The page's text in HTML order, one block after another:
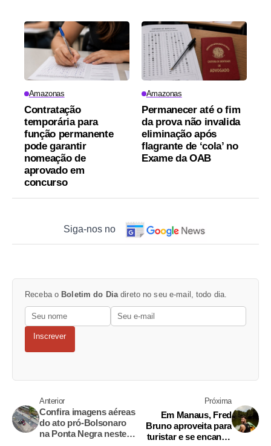
Amazonas
Contratação
temporária para
função permanente
pode garantir
nomeação de
aprovado em
concurso
Amazonas
Permanecer até o fim
da prova não invalida
eliminação após
flagrante de ‘cola’ no
Exame da OAB
Siga-nos no
Receba o Boletim do Dia direto no seu e-mail, todo dia.
Inscrever
Anterior
Confira imagens aéreas
do ato pró-Bolsonaro
na Ponta Negra neste
Próxima
Em Manaus, Fred
Bruno aproveita para
turistar e se encanta: